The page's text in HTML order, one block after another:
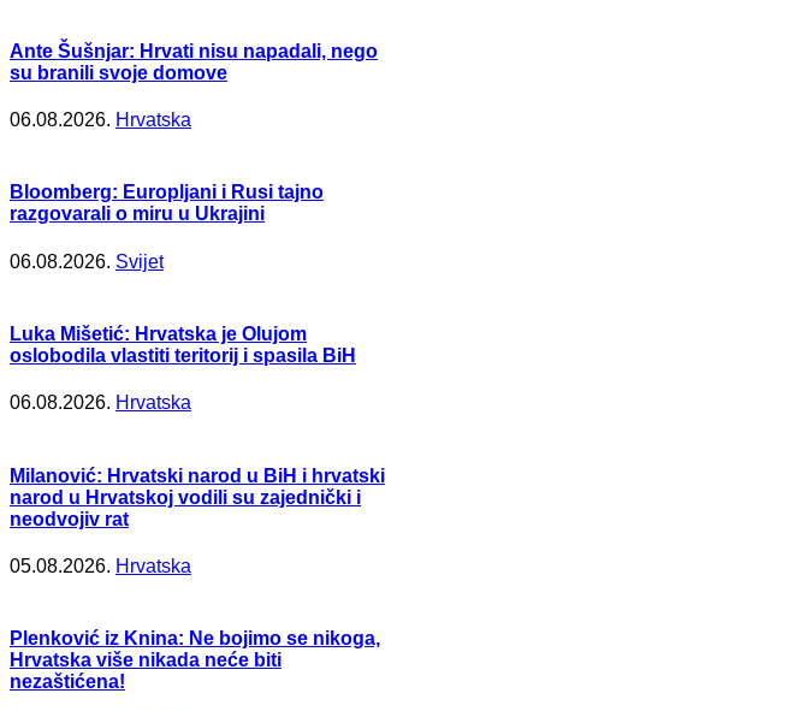
Ante Šušnjar: Hrvati nisu napadali, nego
su branili svoje domove
06.08.2026. Hrvatska
Bloomberg: Europljani i Rusi tajno
razgovarali o miru u Ukrajini
06.08.2026. Svijet
Luka Mišetić: Hrvatska je Olujom
oslobodila vlastiti teritorij i spasila BiH
06.08.2026. Hrvatska
Milanović: Hrvatski narod u BiH i hrvatski
narod u Hrvatskoj vodili su zajednički i
neodvojiv rat
05.08.2026. Hrvatska
Plenković iz Knina: Ne bojimo se nikoga,
Hrvatska više nikada neće biti
nezaštićena!